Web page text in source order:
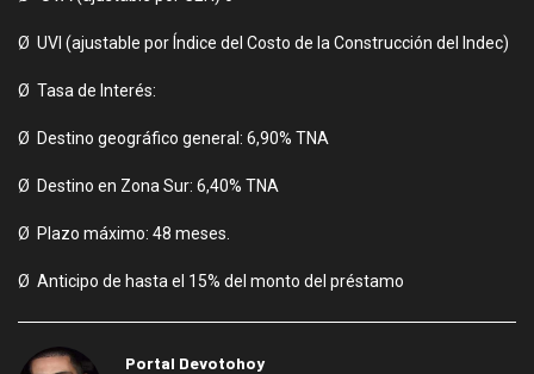
Ø UVI (ajustable por Índice del Costo de la Construcción del Indec)
Ø Tasa de Interés:
Ø Destino geográfico general: 6,90% TNA
Ø Destino en Zona Sur: 6,40% TNA
Ø Plazo máximo: 48 meses.
Ø Anticipo de hasta el 15% del monto del préstamo
Portal Devotohoy